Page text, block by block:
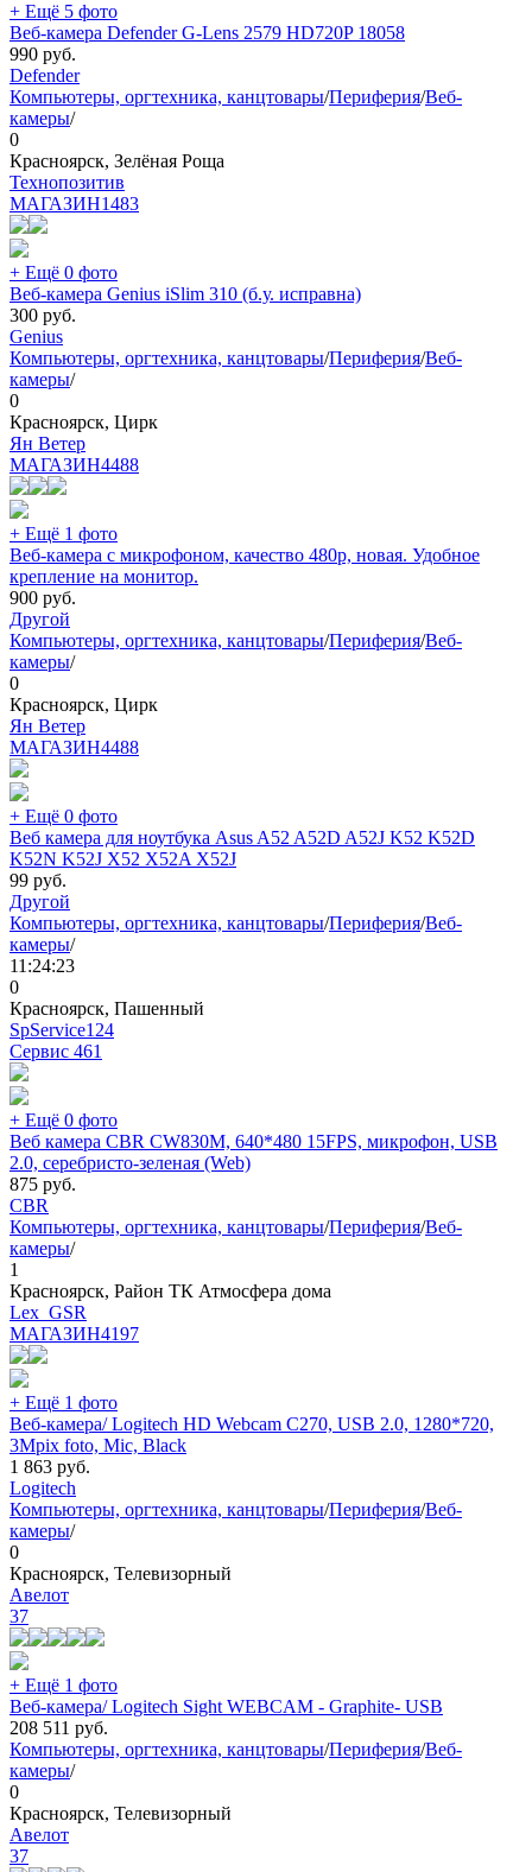
+ Ещё 5 фото
Веб-камера Defender G-Lens 2579 HD720P 18058
990 руб.
Defender
Компьютеры, оргтехника, канцтовары/Периферия/Веб-
камеры/
0
Красноярск, Зелёная Роща
Технопозитив
МАГАЗИН1483
+ Ещё 0 фото
Веб-камера Genius iSlim 310 (б.у. исправна)
300 руб.
Genius
Компьютеры, оргтехника, канцтовары/Периферия/Веб-
камеры/
0
Красноярск, Цирк
Ян Ветер
МАГАЗИН4488
+ Ещё 1 фото
Веб-камера с микрофоном, качество 480p, новая. Удобное
крепление на монитор.
900 руб.
Другой
Компьютеры, оргтехника, канцтовары/Периферия/Веб-
камеры/
0
Красноярск, Цирк
Ян Ветер
МАГАЗИН4488
+ Ещё 0 фото
Веб камера для ноутбука Asus A52 A52D A52J K52 K52D
K52N K52J X52 X52A X52J
99 руб.
Другой
Компьютеры, оргтехника, канцтовары/Периферия/Веб-
камеры/
11:24:23
0
Красноярск, Пашенный
SpService124
Сервис 461
+ Ещё 0 фото
Веб камера CBR CW830M, 640*480 15FPS, микрофон, USB
2.0, серебристо-зеленая (Web)
875 руб.
CBR
Компьютеры, оргтехника, канцтовары/Периферия/Веб-
камеры/
1
Красноярск, Район ТК Атмосфера дома
Lex_GSR
МАГАЗИН4197
+ Ещё 1 фото
Веб-камера/ Logitech HD Webcam C270, USB 2.0, 1280*720,
3Mpix foto, Mic, Black
1 863 руб.
Logitech
Компьютеры, оргтехника, канцтовары/Периферия/Веб-
камеры/
0
Красноярск, Телевизорный
Авелот
37
+ Ещё 1 фото
Веб-камера/ Logitech Sight WEBCAM - Graphite- USB
208 511 руб.
Компьютеры, оргтехника, канцтовары/Периферия/Веб-
камеры/
0
Красноярск, Телевизорный
Авелот
37